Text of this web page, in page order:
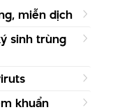
miễn dịch
sinh trùng
khuẩn